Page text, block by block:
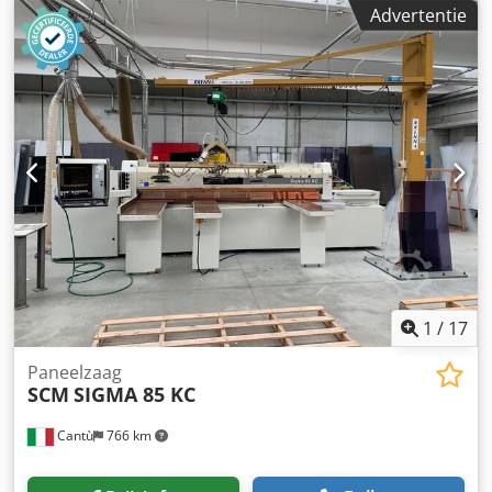
b x h) - Transportgewicht [kg]: 7200kg - Transportcolli [st.]:
1 Financiële informatie BTW: De getoonde prijs is exclusief
BTW BTW/marge: BTW verrekenbaar voor ondernemers
Levering en inruil altijd mogelijk van alles in de industriële
sectoren Glenn Smeets
Aepjr Aantal boorspindels: 32 Aantal
gereedschapsposities: 10
Advertentie
1 / 17
Cantù 766 km
Paneelzaag
SCM SIGMA 85 KC